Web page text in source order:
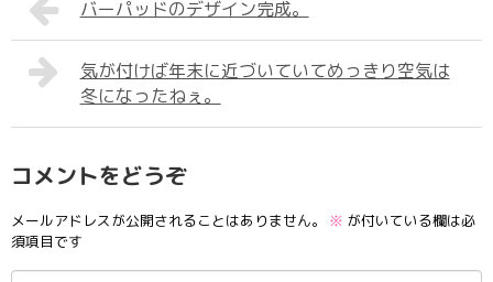
バーパッドのデザイン完成。
気が付けば年末に近づいていてめっきり空気は
冬になったねぇ。
コメントをどうぞ
メールアドレスが公開されることはありません。 ※ が付いている欄は必
須項目です